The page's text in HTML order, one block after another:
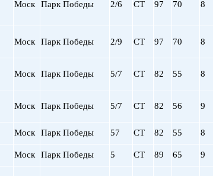
Моск Парк Победы 2/6 СТ 97 70 8
Моск Парк Победы 2/9 СТ 97 70 8
Моск Парк Победы 5/7 СТ 82 55 8
Моск Парк Победы 5/7 СТ 82 56 9
Моск Парк Победы 57 СТ 82 55 8
Моск Парк Победы 5 СТ 89 65 9